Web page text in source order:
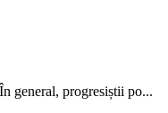
general, progresiștii po...